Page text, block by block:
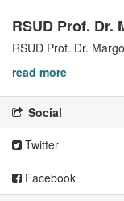
RSUD Prof. Dr.
RSUD Prof. Dr.
read more
Social
Twitter
Facebook